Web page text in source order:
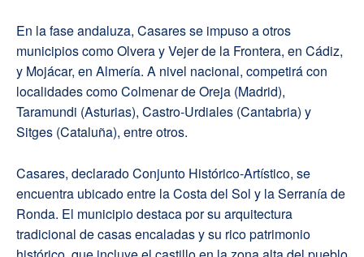
En la fase andaluza, Casares se impuso a otros
municipios como Olvera y Vejer de la Frontera, en Cádiz,
y Mojácar, en Almería. A nivel nacional, competirá con
localidades como Colmenar de Oreja (Madrid),
Taramundi (Asturias), Castro-Urdiales (Cantabria) y
Sitges (Cataluña), entre otros.
Casares, declarado Conjunto Histórico-Artístico, se
encuentra ubicado entre la Costa del Sol y la Serranía de
Ronda. El municipio destaca por su arquitectura
tradicional de casas encaladas y su rico patrimonio